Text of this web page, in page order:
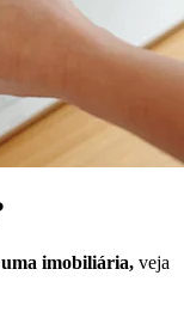
imobiliária, veja